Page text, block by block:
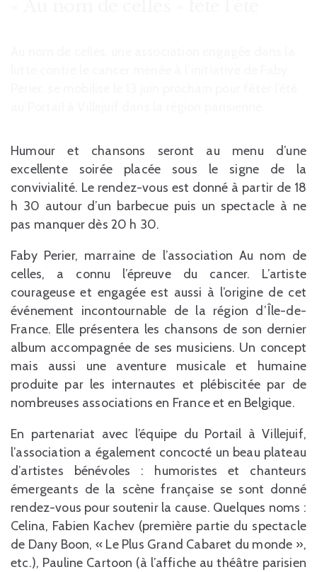
Humour et chansons seront au menu d’une
excellente soirée placée sous le signe de la
convivialité. Le rendez-vous est donné à partir de 18
h 30 autour d’un barbecue puis un spectacle à ne
pas manquer dès 20 h 30.
Faby Perier, marraine de l’association Au nom de
celles, a connu l’épreuve du cancer. L’artiste
courageuse et engagée est aussi à l’origine de cet
événement incontournable de la région d’Île-de-
France. Elle présentera les chansons de son dernier
album accompagnée de ses musiciens. Un concept
mais aussi une aventure musicale et humaine
produite par les internautes et plébiscitée par de
nombreuses associations en France et en Belgique.
En partenariat avec l’équipe du Portail à Villejuif,
l’association a également concocté un beau plateau
d’artistes bénévoles : humoristes et chanteurs
émergeants de la scène française se sont donné
rendez-vous pour soutenir la cause. Quelques noms :
Celina, Fabien Kachev (première partie du spectacle
de Dany Boon, « Le Plus Grand Cabaret du monde »,
etc.), Pauline Cartoon (à l’affiche au théâtre parisien